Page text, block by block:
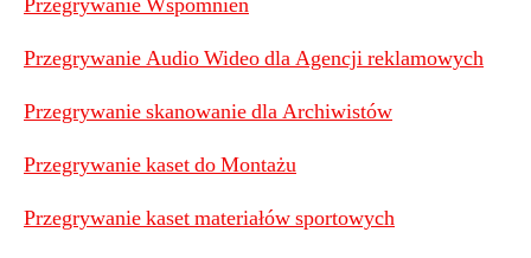
Przegrywanie Audio Wideo dla Agencji reklamowych
Przegrywanie skanowanie dla Archiwistów
Przegrywanie kaset do Montażu
Przegrywanie kaset materiałów sportowych